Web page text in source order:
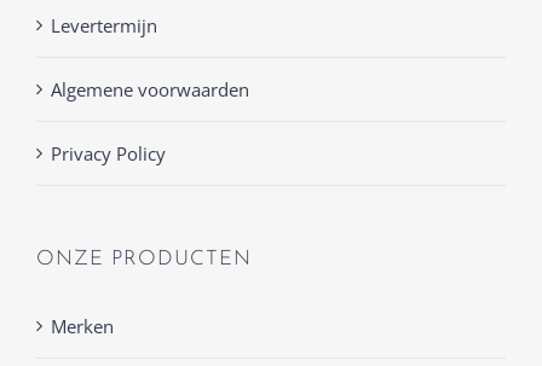
Levertermijn
Algemene voorwaarden
Privacy Policy
ONZE PRODUCTEN
Merken